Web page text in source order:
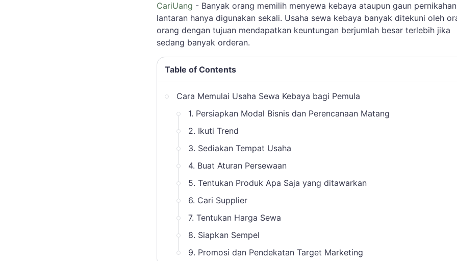
CariUang - Banyak orang memilih menyewa kebaya ataupun gaun pernikahan
lantaran hanya digunakan sekali. Usaha sewa kebaya banyak ditekuni oleh
orang dengan tujuan mendapatkan keuntungan berjumlah besar terlebih jika
sedang banyak orderan.
Table of Contents
Cara Memulai Usaha Sewa Kebaya bagi Pemula
1. Persiapkan Modal Bisnis dan Perencanaan Matang
2. Ikuti Trend
3. Sediakan Tempat Usaha
4. Buat Aturan Persewaan
5. Tentukan Produk Apa Saja yang ditawarkan
6. Cari Supplier
7. Tentukan Harga Sewa
8. Siapkan Sempel
9. Promosi dan Pendekatan Target Marketing